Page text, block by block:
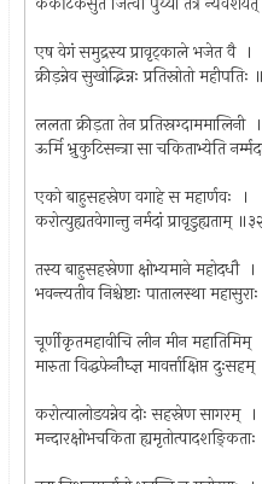
एष वेगं समुद्रस्य प्रावृट्काले भजेत वै ।
क्रीड़न्नेव सुखोद्भिन्नः प्रतिस्रोतो
ललता क्रीड़ता तेन प्रतिस्रग्दाममालिनी ।
ऊर्मि भ्रुकुटिसन्त्रा सा चकिताभ्येति
एको बाहुसहस्रेण वगाहे स महार्णवः ।
करोत्युह्यतवेगान्तु नर्मदां प्रावृडुह्यताम्
तस्य बाहुसहस्रेणा क्षोभ्यमाने महोदधौ ।
भवन्त्यतीव निश्चेष्टाः पातालस्था
चूर्णीकृतमहावीचि लीन मीन महातिमिम्
मारुता विद्धफेनौघ्ज्ञ मावर्त्ताक्षिप्त
करोत्यालोडयन्नेव दोः सहस्रेण सागरम् ।
मन्दारक्षोभचकिता